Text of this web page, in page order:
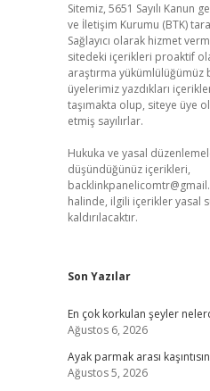
Sitemiz, 5651 Sayılı Kanun
ve İletişim Kurumu (BTK)
Sağlayıcı olarak hizmet
sitedeki içerikleri proaktif
araştırma yükümlülüğümüz
üyelerimiz yazdıkları
taşımakta olup, siteye üye
etmiş sayılırlar.
Hukuka ve yasal
düşündüğünüz içerikleri,
halinde, ilgili içerikler yasal
kaldırılacaktır.
Son Yazılar
En çok korkulan şeyler
Ağustos 6, 2026
Ayak parmak arası
Ağustos 5, 2026